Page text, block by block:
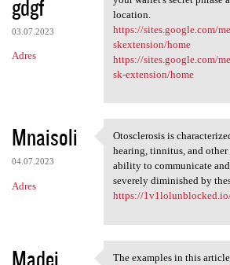
gdgf
03.07.2023
Adres
location.
https://sites.google.com/
skextension/home
https://sites.google.com/
sk-extension/home
Mnaisoli
04.07.2023
Adres
Otosclerosis is
Otosclerosis is
hearing, tinnitus, and other
ability to communicate
severely diminished by
https://
Madei
The examples in this article